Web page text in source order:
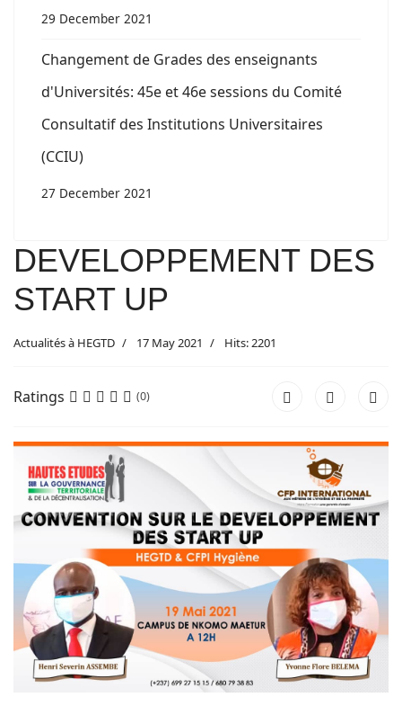
29 December 2021
Changement de Grades des enseignants
d'Universités: 45e et 46e sessions du Comité
Consultatif des Institutions Universitaires
(CCIU)
27 December 2021
DEVELOPPEMENT DES
START UP
Actualités à HEGTD 17 May 2021 Hits: 2201
Ratings (0)